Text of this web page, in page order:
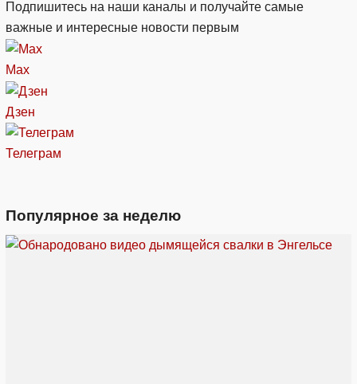
Подпишитесь на наши каналы и получайте самые
важные и интересные новости первым
Max
Дзен
Телеграм
Популярное за неделю